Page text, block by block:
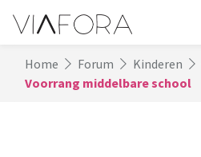
Home Forum Kinderen
Voorrang middelbare school